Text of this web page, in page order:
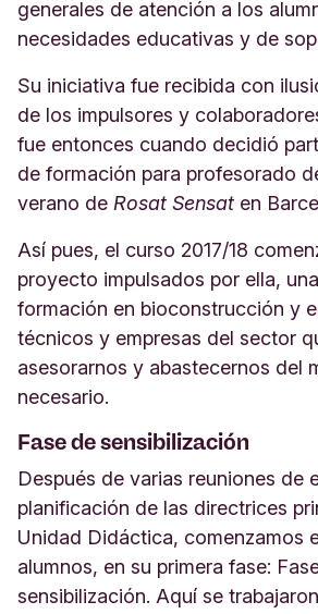
generales de atención a los
necesidades educativas y de
Su iniciativa fue recibida con
de los impulsores y
fue entonces cuando decidió
de formación para profesorado
verano de Rosat Sensat en
Así pues, el curso 2017/18
proyecto impulsados por ella,
formación en bioconstrucción y
técnicos y empresas del sector
asesorarnos y abastecernos del
necesario.
Fase de sensibilización
Después de varias reuniones de
planificación de las directrices
Unidad Didáctica, comenzamos
alumnos, en su primera fase:
sensibilización. Aquí se